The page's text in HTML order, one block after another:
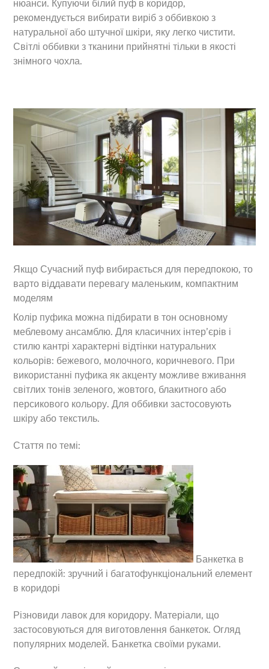
нюанси. Купуючи білий пуф в коридор,
рекомендується вибирати виріб з оббивкою з
натуральної або штучної шкіри, яку легко чистити.
Світлі оббивки з тканини прийнятні тільки в якості
знімного чохла.
Якщо Сучасний пуф вибирається для передпокою, то
варто віддавати перевагу маленьким, компактним
моделям
Колір пуфика можна підбирати в тон основному
меблевому ансамблю. Для класичних інтер’єрів і
стилю кантрі характерні відтінки натуральних
кольорів: бежевого, молочного, коричневого. При
використанні пуфика як акценту можливе вживання
світлих тонів зеленого, жовтого, блакитного або
персикового кольору. Для оббивки застосовують
шкіру або текстиль.
Стаття по темі:
Банкетка в
передпокій: зручний і багатофункціональний елемент
в коридорі
Різновиди лавок для коридору. Матеріали, що
застосовуються для виготовлення банкеток. Огляд
популярних моделей. Банкетка своїми руками.